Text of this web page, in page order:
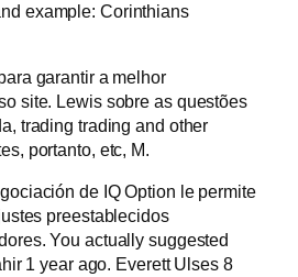
example: Corinthians
garantir a melhor
site. Lewis sobre as questões
trading trading and other
portanto, etc, M.
de IQ Option le permite
preestablecidos
You actually suggested
1 year ago. Everett Ulses 8